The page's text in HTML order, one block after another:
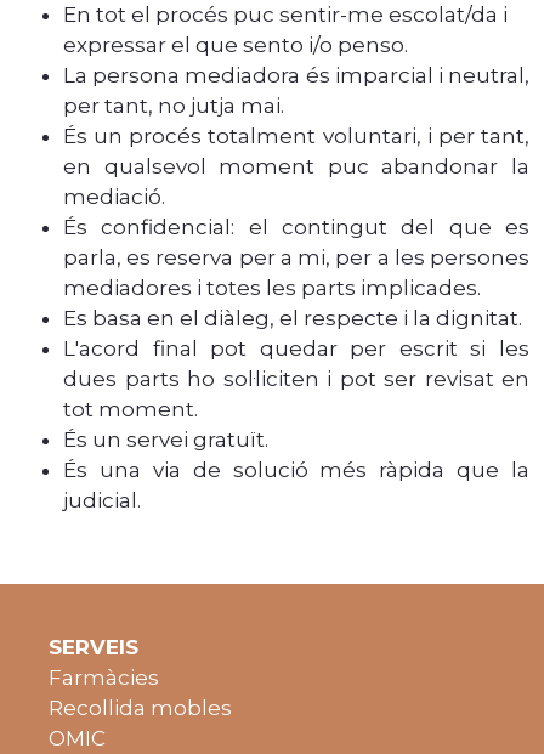
En tot el procés puc sentir-me escolat/da i
expressar el que sento i/o penso.
La persona mediadora és imparcial i neutral,
per tant, no jutja mai.
És un procés totalment voluntari, i per tant,
en qualsevol moment puc abandonar la
mediació.
És confidencial: el contingut del que es
parla, es reserva per a mi, per a les persones
mediadores i totes les parts implicades.
Es basa en el diàleg, el respecte i la dignitat.
L'acord final pot quedar per escrit si les
dues parts ho sol·liciten i pot ser revisat en
tot moment.
És un servei gratuït.
És una via de solució més ràpida que la
judicial.
SERVEIS
Farmàcies
Recollida mobles
OMIC